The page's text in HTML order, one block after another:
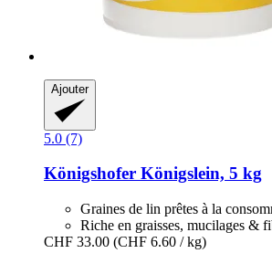
Ajouter
5.0 (7)
Königshofer Königslein, 5 kg
Graines de lin prêtes à la
Riche en graisses, mucilages &
CHF 33.00 (CHF 6.60 / kg)